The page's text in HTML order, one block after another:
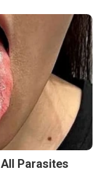
Parasites